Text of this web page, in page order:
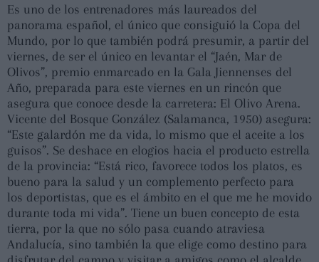
Es uno de los entrenadores más laureados del
panorama español, el único que consiguió la Copa del
Mundo, por lo que también podrá presumir, a partir del
viernes, de ser el único en levantar el “Jaén, Mar de
Olivos”, premio enmarcado en la Gala Jiennenses del
Año, preparada para este viernes en un rincón que
asegura que conoce desde la carretera: El Olivo Arena.
Vicente del Bosque González (Salamanca, 1950) asegura:
“Este galardón me da vida, lo mismo que el aceite a los
guisos”. Se deshace en elogios hacia el producto estrella
de la provincia: “Está rico, favorece todos los platos, es
bueno para la salud y un complemento perfecto para
los deportistas, que es el ámbito en el que me he movido
durante toda mi vida”. Tiene un buen concepto de esta
tierra, por la que no sólo pasa cuando atraviesa
Andalucía, sino también la que elige como destino para